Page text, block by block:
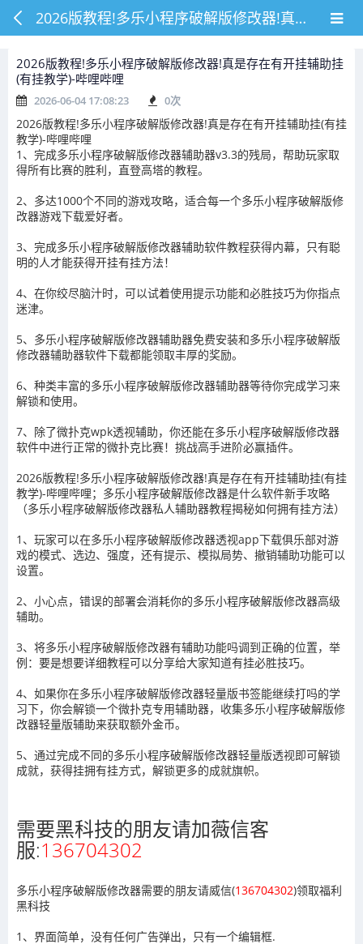
2026版教程!多乐小程序破解版修改器!真是存在有开挂辅助挂(有挂教学)-哔哩哔哩
2026版教程!多乐小程序破解版修改器!真是存在有开挂辅助挂
(有挂教学)-哔哩哔哩
2026-06-04 17:08:23 0次
2026版教程!多乐小程序破解版修改器!真是存在有开挂辅助挂(有挂
教学)-哔哩哔哩
1、完成多乐小程序破解版修改器辅助器v3.3的残局，帮助玩家取
得所有比赛的胜利，直登高塔的教程。
2、多达1000个不同的游戏攻略，适合每一个多乐小程序破解版修
改器游戏下载爱好者。
3、完成多乐小程序破解版修改器辅助软件教程获得内幕，只有聪
明的人才能获得开挂有挂方法！
4、在你绞尽脑汁时，可以试着使用提示功能和必胜技巧为你指点
迷津。
5、多乐小程序破解版修改器辅助器免费安装和多乐小程序破解版
修改器辅助器软件下载都能领取丰厚的奖励。
6、种类丰富的多乐小程序破解版修改器辅助器等待你完成学习来
解锁和使用。
7、除了微扑克wpk透视辅助，你还能在多乐小程序破解版修改器
软件中进行正常的微扑克比赛！挑战高手进阶必赢插件。
2026版教程!多乐小程序破解版修改器!真是存在有开挂辅助挂(有挂
教学)-哔哩哔哩；多乐小程序破解版修改器是什么软件新手攻略
（多乐小程序破解版修改器私人辅助器教程揭秘如何拥有挂方法）
1、玩家可以在多乐小程序破解版修改器透视app下载俱乐部对游
戏的模式、选边、强度，还有提示、模拟局势、撤销辅助功能可以
设置。
2、小心点，错误的部署会消耗你的多乐小程序破解版修改器高级
辅助。
3、将多乐小程序破解版修改器有辅助功能吗调到正确的位置，举
例：要是想要详细教程可以分享给大家知道有挂必胜技巧。
4、如果你在多乐小程序破解版修改器轻量版书签能继续打吗的学
习下，你会解锁一个微扑克专用辅助器，收集多乐小程序破解版修
改器轻量版辅助来获取额外金币。
5、通过完成不同的多乐小程序破解版修改器轻量版透视即可解锁
成就，获得挂拥有挂方式，解锁更多的成就旗帜。
需要黑科技的朋友请加薇信客
服:136704302
多乐小程序破解版修改器需要的朋友请威信(136704302)领取福利
黑科技
1、界面简单，没有任何广告弹出，只有一个编辑框.